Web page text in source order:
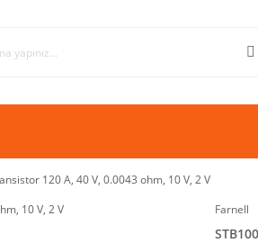
120 A, 40 V, 0.0043 ohm, 10 V, 2 V
Farnell